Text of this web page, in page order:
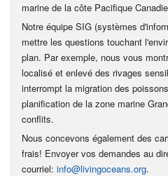
marine de la côte Pacifique
Notre équipe SIG (systèmes
mettre les questions touchant
plan. Par exemple, nous vous
localisé et enlevé des rivages
interrompt la migration des
planification de la zone marine
conflits.
Nous concevons également des
frais! Envoyer vos demandes au
courriel: info@livingoceans.org.